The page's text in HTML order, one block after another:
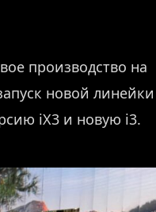
производство на
новой линейки
iX3 и новую i3.